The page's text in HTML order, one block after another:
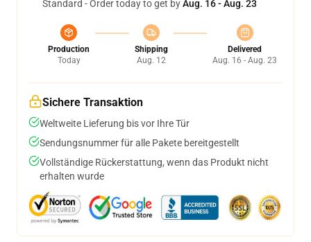
Standard - Order today to get byAug. 16 - Aug. 23
Production
Today
Shipping
Aug. 12
Delivered
Aug. 16 - Aug. 23
Sichere Transaktion
Weltweite Lieferung bis vor Ihre Tür
Sendungsnummer für alle Pakete bereitgestellt
Vollständige Rückerstattung, wenn das Produkt nicht
erhalten wurde